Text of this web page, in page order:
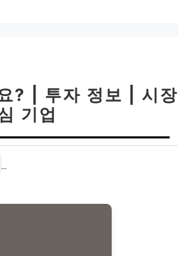
? | 투자 정보 | 시장
기업